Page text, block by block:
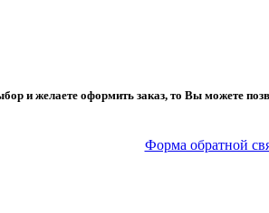
и желаете оформить заказ, то Вы можете
Форма обратной